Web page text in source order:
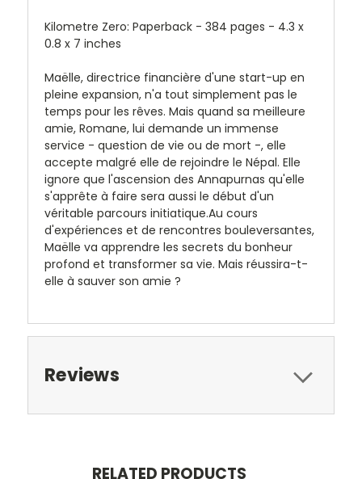
Kilometre Zero: Paperback - 384 pages - 4.3 x
0.8 x 7 inches
Maëlle, directrice financière d'une start-up en
pleine expansion, n'a tout simplement pas le
temps pour les rêves. Mais quand sa meilleure
amie, Romane, lui demande un immense
service - question de vie ou de mort -, elle
accepte malgré elle de rejoindre le Népal. Elle
ignore que l'ascension des Annapurnas qu'elle
s'apprête à faire sera aussi le début d'un
véritable parcours initiatique.Au cours
d'expériences et de rencontres bouleversantes,
Maëlle va apprendre les secrets du bonheur
profond et transformer sa vie. Mais réussira-t-
elle à sauver son amie ?
Reviews
RELATED PRODUCTS